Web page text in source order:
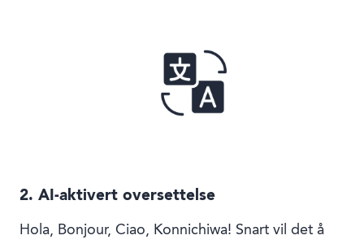
2. AI-aktivert oversettelse
Hola, Bonjour, Ciao, Konnichiwa! Snart vil det å